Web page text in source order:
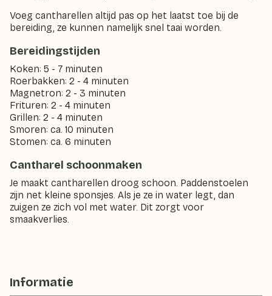
Voeg cantharellen altijd pas op het laatst toe bij de
bereiding, ze kunnen namelijk snel taai worden.
Bereidingstijden
Koken: 5 - 7 minuten
Roerbakken: 2 - 4 minuten
Magnetron: 2 - 3 minuten
Frituren: 2 - 4 minuten
Grillen: 2 - 4 minuten
Smoren: ca. 10 minuten
Stomen: ca. 6 minuten
Cantharel schoonmaken
Je maakt cantharellen droog schoon. Paddenstoelen
zijn net kleine sponsjes. Als je ze in water legt, dan
zuigen ze zich vol met water. Dit zorgt voor
smaakverlies.
Informatie